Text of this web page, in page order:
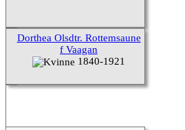
Dorthea Olsdtr. Rottemsaune
f Vaagan
1840-1921